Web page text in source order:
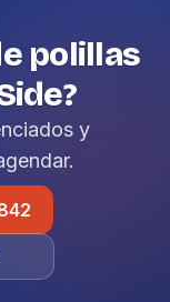
polillas
y